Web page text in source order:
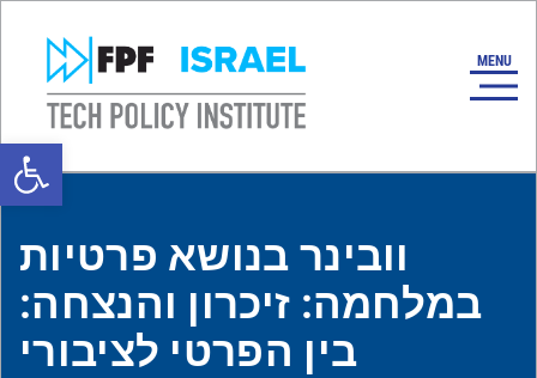
Open toolbar
וובינר בנושא פרטיות
במלחמה: זיכרון והנצחה:
בין הפרטי לציבורי